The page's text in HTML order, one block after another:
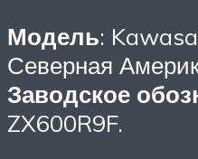
Модель:
Северная
Заводское
ZX600R9F.